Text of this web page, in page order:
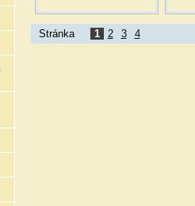
Stránka 1 2 3 4